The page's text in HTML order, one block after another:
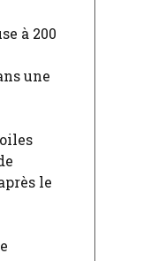
à 200
une
le